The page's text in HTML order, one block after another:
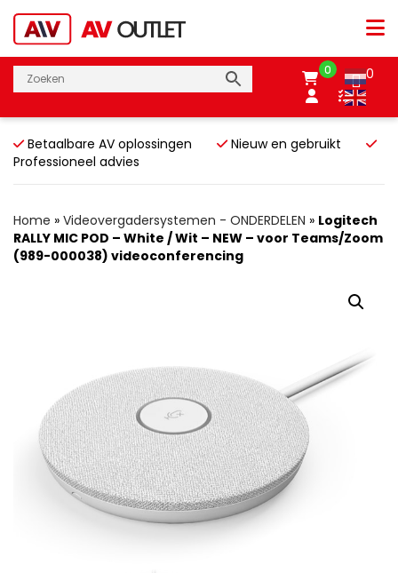
0
0
Betaalbare AV oplossingen
Nieuw en gebruikt
Professioneel advies
Home » Videovergadersystemen - ONDERDELEN » Logitech
RALLY MIC POD – White / Wit – NEW – voor Teams/Zoom
(989-000038) videoconferencing